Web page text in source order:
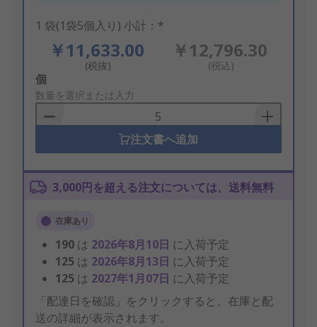
1 袋(1袋5個入り) 小計：*
￥11,633.00
(税抜)
￥12,796.30
(税込)
Add
to
Basket
個
数量を選択または入力
注文書へ追加
3,000円を超える注文については、送料無料
在庫あり
190 は 2026年8月10日 に入荷予定
125 は 2026年8月13日 に入荷予定
125 は 2027年1月07日 に入荷予定
「配達日を確認」をクリックすると、在庫と配
送の詳細が表示されます。